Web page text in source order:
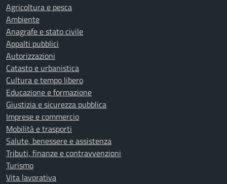
Agricoltura e pesca
Ambiente
Anagrafe e stato civile
Appalti pubblici
Autorizzazioni
Catasto e urbanistica
Cultura e tempo libero
Educazione e formazione
Giustizia e sicurezza pubblica
Imprese e commercio
Mobilità e trasporti
Salute, benessere e assistenza
Tributi, finanze e contravvenzioni
Turismo
Vita lavorativa